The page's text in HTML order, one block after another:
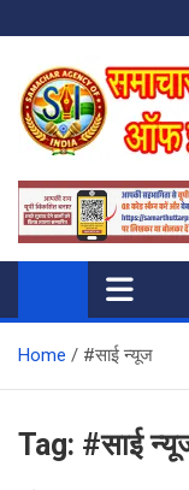
to
content
My WordPress Blog
Home #साई न्यूज
Tag: #साई